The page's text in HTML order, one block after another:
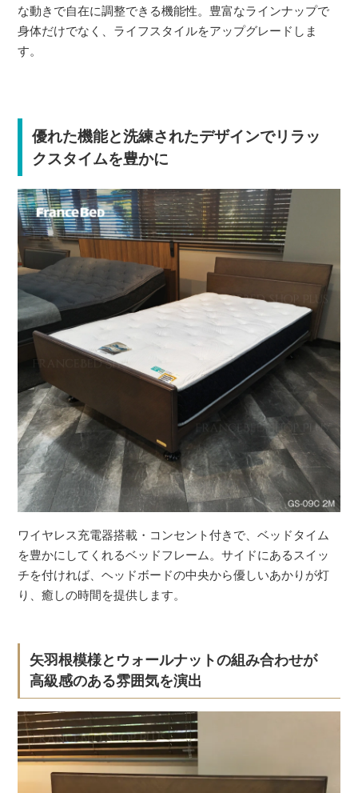
な動きで自在に調整できる機能性。豊富なラインナップで
身体だけでなく、ライフスタイルをアップグレードしま
す。
優れた機能と洗練されたデザインでリラッ
クスタイムを豊かに
ワイヤレス充電器搭載・コンセント付きで、ベッドタイム
を豊かにしてくれるベッドフレーム。サイドにあるスイッ
チを付ければ、ヘッドボードの中央から優しいあかりが灯
り、癒しの時間を提供します。
矢羽根模様とウォールナットの組み合わせが
高級感のある雰囲気を演出